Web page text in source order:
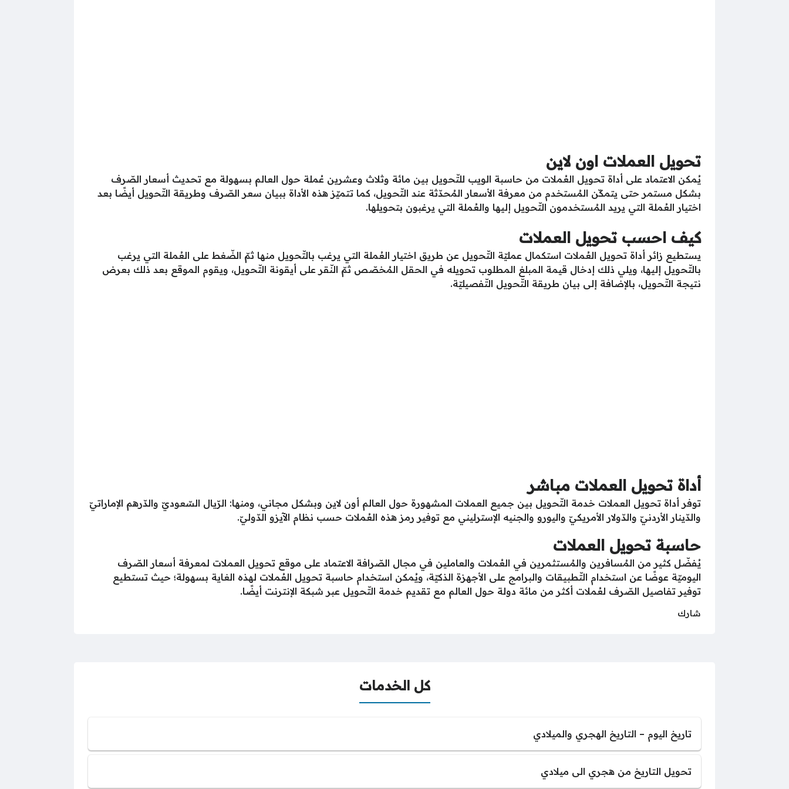
تحويل العملات اون لاين
يُمكن الاعتماد على أداة تحويل العُملات من حاسبة الويب للتّحويل بين مائة وثلاث وعشرين عُملة حول العالم بسهولة مع تحديث أسعار الصّرف
بشكل مستمر حتى يتمكّن المُستخدم من معرفة الأسعار المُحدّثة عند التّحويل، كما تتميّز هذه الأداة ببيان سعر الصّرف وطريقة التّحويل أيضًا بعد
اختيار العُملة التي يريد المُستخدمون التّحويل إليها والعُملة التي يرغبون بتحويلها.
كيف احسب تحويل العملات
يستطيع زائر أداة تحويل العُملات استكمال عمليّة التّحويل عن طريق اختيار العُملة التي يرغب بالتّحويل منها ثمّ الضّغط على العُملة التي يرغب
بالتّحويل إليها، ويلي ذلك إدخال قيمة المبلغ المطلوب تحويله في الحقل المُخصّص ثمّ النّقر على أيقونة التّحويل، ويقوم الموقع بعد ذلك بعرض
نتيجة التّحويل، بالإضافة إلى بيان طريقة التّحويل التّفصيليّة.
أداة تحويل العملات مباشر
توفر أداة تحويل العملات خدمة التّحويل بين جميع العملات المشهورة حول العالم أون لاين وبشكل مجاني، ومنها: الرّيال السّعوديّ والدّرهم الإماراتيّ
والدّينار الأردنيّ والدّولار الأمريكيّ واليورو والجنيه الإسترليني مع توفير رمز هذه العُملات حسب نظام الآيزو الدّوليّ.
حاسبة تحويل العملات
يُفضّل كثير من المُسافرين والمُستثمرين في العُملات والعاملين في مجال الصّرافة الاعتماد على موقع تحويل العملات لمعرفة أسعار الصّرف
اليوميّة عوضًا عن استخدام التّطبيقات والبرامج على الأجهزة الذكيّة، ويُمكن استخدام حاسبة تحويل العُملات لهذه الغاية بسهولة؛ حيث تستطيع
توفير تفاصيل الصّرف لعُملات أكثر من مائة دولة حول العالم مع تقديم خدمة التّحويل عبر شبكة الإنترنت أيضًا.
شارك
كل الخدمات
تاريخ اليوم – التاريخ الهجري والميلادي
تحويل التاريخ من هجري الى ميلادي